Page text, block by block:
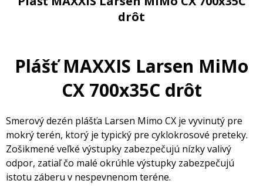
drôt
Plášť MAXXIS Larsen MiMo
CX 700x35C drôt
Smerový dezén plášťa Larsen Mimo CX je vyvinutý pre
mokrý terén, ktorý je typický pre cyklokrosové preteky.
Zošikmené veľké výstupky zabezpečujú nízky valivý
odpor, zatiaľ čo malé okrúhle výstupky zabezpečujú
istotu záberu v nespevnenom teréne.